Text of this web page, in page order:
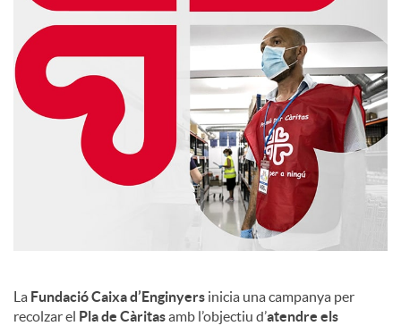
l
s
La Fundació Caixa d’Enginyers inicia una campanya per
recolzar el Pla de Càritasamb l’objectiu d’atendre els